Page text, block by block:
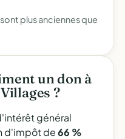
plus anciennes que
un don à
?
général
d'impôt de66 %